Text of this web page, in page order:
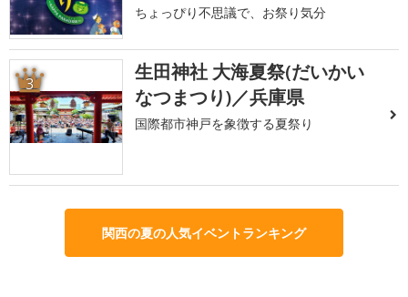
ちょっぴり不思議で、お祭り気分
3
生田神社 大海夏祭(だいかい
なつまつり)／兵庫県
国際都市神戸を象徴する夏祭り
関西の夏の人気イベントランキング